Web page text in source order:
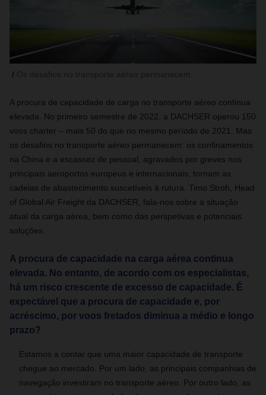
A procura de capacidade de carga no transporte aéreo continua
elevada. No primeiro semestre de 2022, a DACHSER operou 150
voos charter – mais 50 do que no mesmo período de 2021. Mas
os desafios no transporte aéreo permanecem: os confinamentos
na China e a escassez de pessoal, agravados por greves nos
principais aeroportos europeus e internacionais, tornam as
cadeias de abastecimento suscetíveis à rutura. Timo Stroh, Head
of Global Air Freight da DACHSER, fala-nos sobre a situação
atual da carga aérea, bem como das perspetivas e potenciais
soluções.
A procura de capacidade na carga aérea continua
elevada. No entanto, de acordo com os especialistas,
há um risco crescente de excesso de capacidade. É
expectável que a procura de capacidade e, por
acréscimo, por voos fretados diminua a médio e longo
prazo?
Estamos a contar que uma maior capacidade de transporte
chegue ao mercado. Por um lado, as principais companhias de
navegação investiram no transporte aéreo. Por outro lado, as